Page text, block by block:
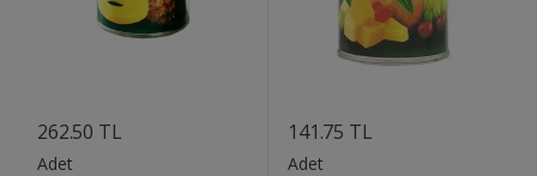
262.50 TL
Adet
141.75 TL
Adet